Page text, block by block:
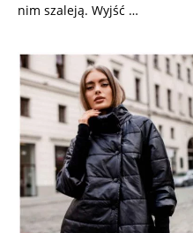
nim szaleją. Wyjść …